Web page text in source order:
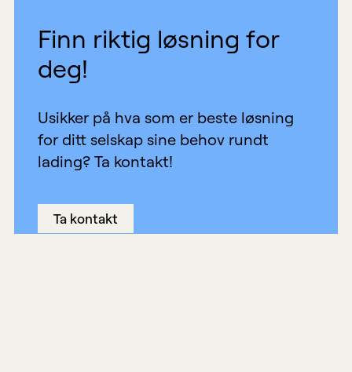
Finn riktig løsning for
deg!
Usikker på hva som er beste løsning
for ditt selskap sine behov rundt
lading? Ta kontakt!
Ta kontakt